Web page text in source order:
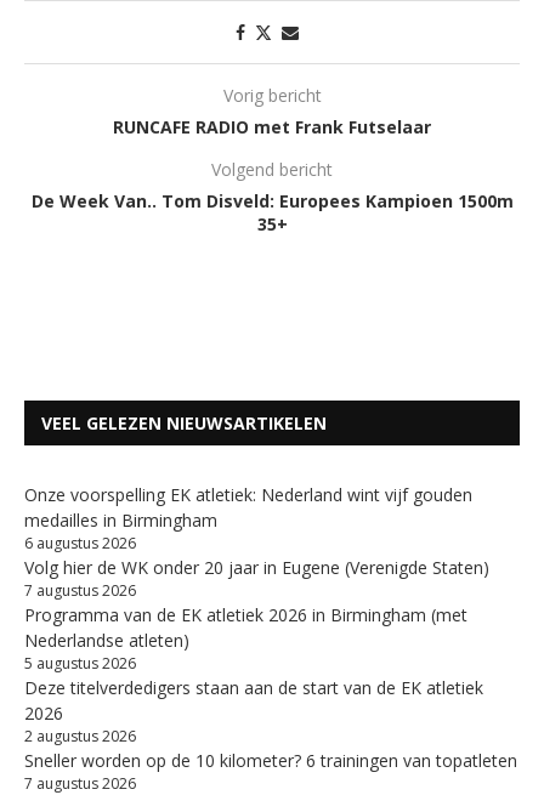
Vorig bericht
RUNCAFE RADIO met Frank Futselaar
Volgend bericht
De Week Van.. Tom Disveld: Europees Kampioen 1500m
35+
VEEL GELEZEN NIEUWSARTIKELEN
Onze voorspelling EK atletiek: Nederland wint vijf gouden
medailles in Birmingham
6 augustus 2026
Volg hier de WK onder 20 jaar in Eugene (Verenigde Staten)
7 augustus 2026
Programma van de EK atletiek 2026 in Birmingham (met
Nederlandse atleten)
5 augustus 2026
Deze titelverdedigers staan aan de start van de EK atletiek
2026
2 augustus 2026
Sneller worden op de 10 kilometer? 6 trainingen van topatleten
7 augustus 2026